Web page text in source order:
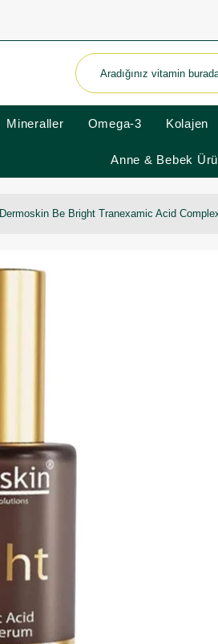
Mineraller Omega-3 Kolajen
Anne & Bebek
Dermoskin Be Bright Tranexamic Acid